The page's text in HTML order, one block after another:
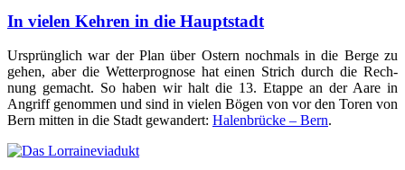
In vielen Kehren in die Hauptstadt
Ursprüng­lich war der Plan über Ostern noch­mals in die Ber­ge zu
gehen, aber die Wet­ter­pro­gno­se hat einen Strich durch die Rech­
nung gemacht. So haben wir halt die 13. Etap­pe an der Aare in
Angriff genom­men und sind in vie­len Bögen von vor den Toren von
Bern mit­ten in die Stadt gewan­dert: Halen­brü­cke – Bern.